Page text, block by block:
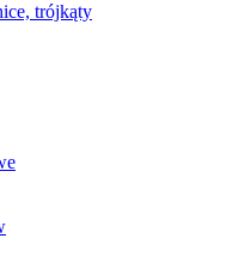
trójkąty